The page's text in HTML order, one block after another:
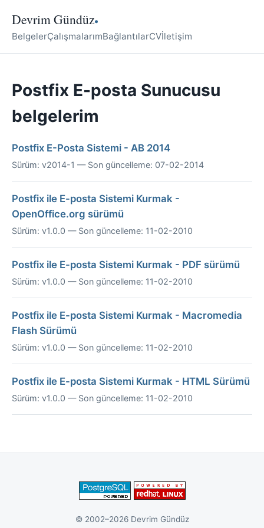
Devrim Gündüz
BelgelerÇalışmalarımBağlantılarCVİletişim
Postfix E-posta Sunucusu
belgelerim
Postfix E-Posta Sistemi - AB 2014
Sürüm: v2014-1 — Son güncelleme: 07-02-2014
Postfix ile E-posta Sistemi Kurmak -
OpenOffice.org sürümü
Sürüm: v1.0.0 — Son güncelleme: 11-02-2010
Postfix ile E-posta Sistemi Kurmak - PDF sürümü
Sürüm: v1.0.0 — Son güncelleme: 11-02-2010
Postfix ile E-posta Sistemi Kurmak - Macromedia
Flash Sürümü
Sürüm: v1.0.0 — Son güncelleme: 11-02-2010
Postfix ile E-posta Sistemi Kurmak - HTML Sürümü
Sürüm: v1.0.0 — Son güncelleme: 11-02-2010
© 2002–2026 Devrim Gündüz